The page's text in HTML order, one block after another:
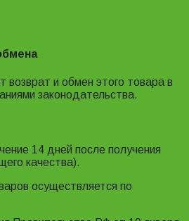
возврат и обмен этого товара в
законодательства.
14 дней после получения
качества).
осуществляется по